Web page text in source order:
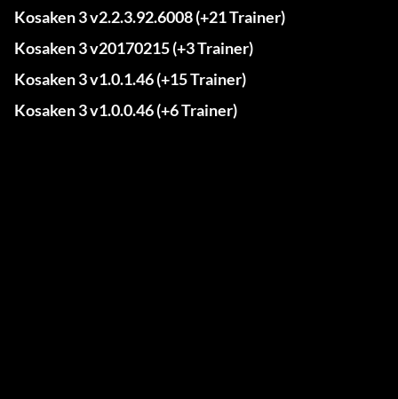
Kosaken 3 v2.2.3.92.6008 (+21 Trainer)
Kosaken 3 v20170215 (+3 Trainer)
Kosaken 3 v1.0.1.46 (+15 Trainer)
Kosaken 3 v1.0.0.46 (+6 Trainer)